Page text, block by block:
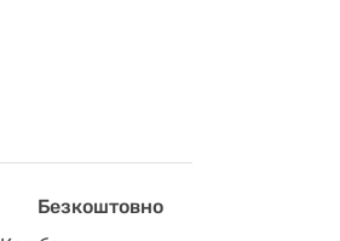
Безкоштовно